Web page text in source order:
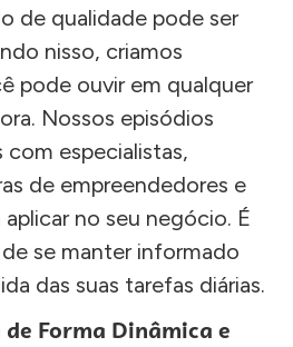
de qualidade pode ser
nisso, criamos
pode ouvir em qualquer
Nossos episódios
especialistas,
de empreendedores e
no seu negócio. É
se manter informado
das suas tarefas diárias.
Forma Dinâmica e